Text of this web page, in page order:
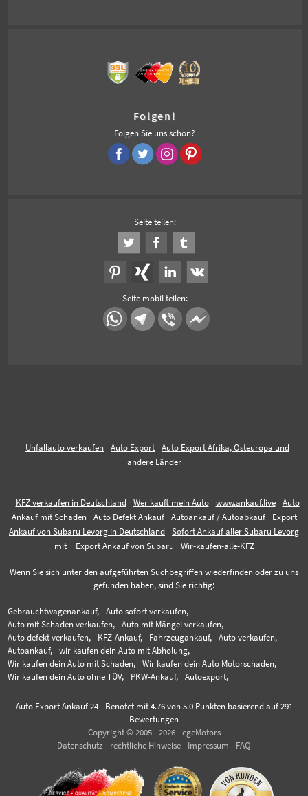
Folgen!
Folgen Sie uns schon?
Seite teilen:
Seite mobil teilen:
Unfallauto verkaufen Auto Export
Auto Export Afrika, Osteuropa und
andere Länder
KFZ verkaufen in Deutschland Wer kauft mein Auto www.ankauf.live
Auto
Ankauf mit Schaden
Auto Defekt Ankauf Autoankauf / Autoabkauf
Export
Ankauf von Subaru Levorg in Deutschland
Sofort Ankauf aller Subaru Levorg
mit
Export Ankauf von Subaru Wir-kaufen-alle-KFZ
Wenn Sie sich unter den aufgeführten Suchbegriffen wiederfinden oder zu uns
gefunden haben, sind Sie richtig:
Gebrauchtwagenankauf,
Auto sofort verkaufen,
Auto mit Schaden verkaufen,
Auto mit Mängel verkaufen,
Auto defekt verkaufen,
KFZ-Ankauf, Fahrzeugankauf,
Auto verkaufen,
Autoankauf,
wir kaufen dein Auto mit Abholung,
Wir kaufen dein Auto mit Schaden,
Wir kaufen dein Auto Motorschaden,
Wir kaufen dein Auto ohne TÜV,
PKW-Ankauf, Autoexport,
Auto Export Ankauf 24- Benotet mit 4.76von 5.0 Punkten basierend auf 291
Bewertungen
Copyright © 2005 - 2026 - egeMotors
Datenschutz - rechtliche Hinweise - Impressum - FAQ